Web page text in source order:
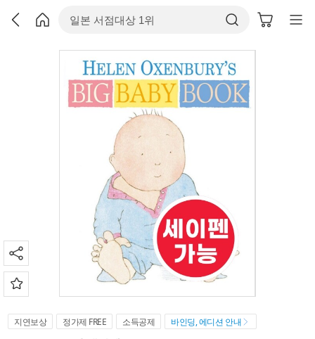
지연보상 정가제 FREE 소득공제 바인딩, 에디션 안내